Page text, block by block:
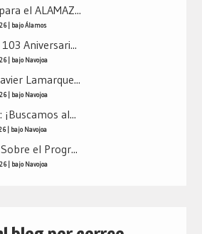
el ALAMAZ...
| bajoÁlamos
Aniversari...
| bajoNavojoa
Lamarque...
| bajoNavojoa
¡Buscamos al...
| bajoNavojoa
el Progr...
| bajoNavojoa